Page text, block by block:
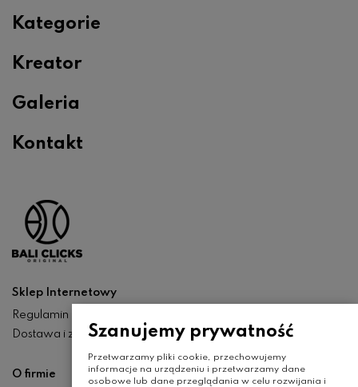
Kategorie
Kreator
Galeria
Kontakt
Sklep Internetowy
Regulamin
Dostawa i zwroty
O firmie
Szanujemy prywatność
Przetwarzamy pliki cookie, przechowujemy
informacje na urządzeniu i przetwarzamy dane
osobowe lub dane przeglądania w celu rozwijania i